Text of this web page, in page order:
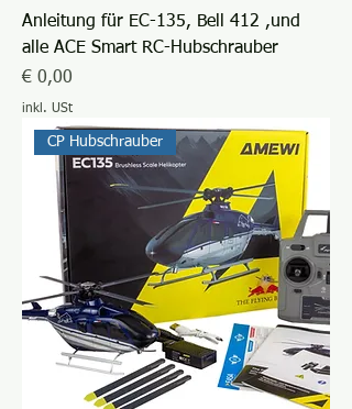
Anleitung für EC-135, Bell 412 ,und
alle ACE Smart RC-Hubschrauber
Preis
€ 0,00
inkl. USt
CP Hubschrauber